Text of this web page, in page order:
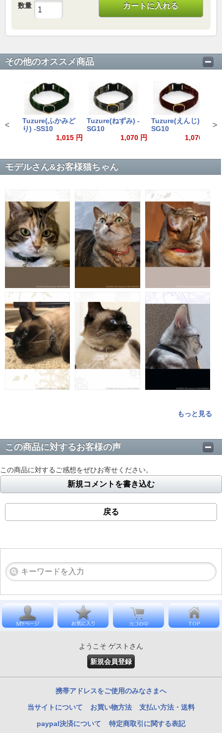
数量 カートに入れる
その他のオススメ商品
Tuzure(ふかみど
り) -SS10
1,015 円
Tuzure(ねずみ) -
SG10
1,070 円
Tuzure(えんじ) -
SG10
1,070 円
< >
モデルさん&お客様猫ちゃん
もっと見る
この商品に対するお客様の声
この商品に対するご感想をぜひお寄せください。
新規コメントを書き込む
戻る
ようこそ ゲストさん
新規会員登録
携帯アドレスをご使用のみなさまへ
当サイトについて お買い物方法 支払い方法・送料
paypal決済について 特定商取引に関する表記